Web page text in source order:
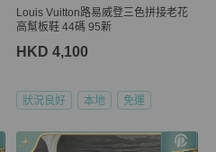
Louis Vuitton路易威登三色拼接老花
高幫板鞋 44碼 95新
HKD 4,100
狀況良好 本地 免運